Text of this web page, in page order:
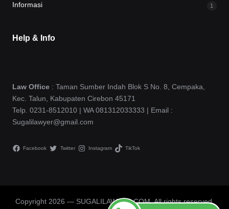
Informasi 1
Help & Info
Law Office : Taman Sumber Indah Blok S No. 8, Cempaka,
Kec. Talun, Kabupaten Cirebon 45171
Telp. 0231-8512010 | WA 081312033333 | Email :
Sugalilawyer@gmail.com
Facebook Twitter Instagram TikTok
Copyright 2026 — SUGALILAWYER.COM. All rights reserved.